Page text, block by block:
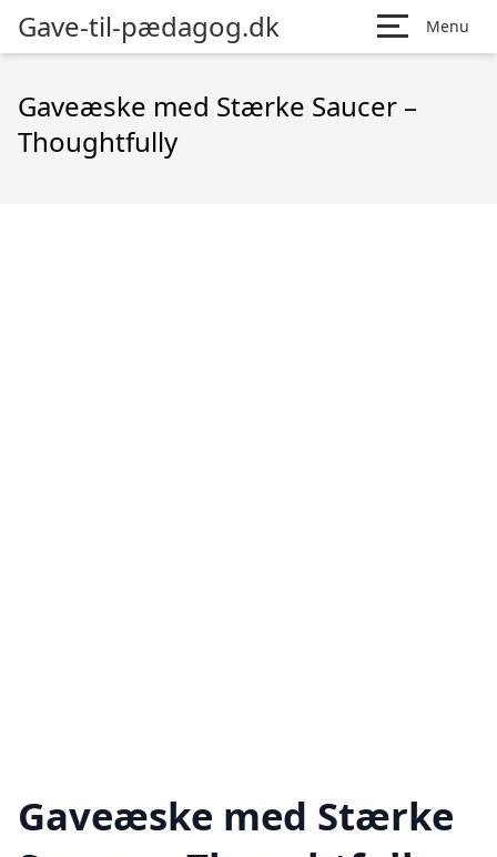
Gave-til-pædagog.dk Menu
Gaveæske med Stærke Saucer –
Thoughtfully
Gaveæske med Stærke